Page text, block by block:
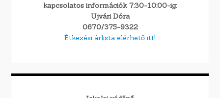
kapcsolatos információk 7:30-10:00-ig:
Ujvári Dóra
0670/375-9322
Étkezési árlista elérhető itt!